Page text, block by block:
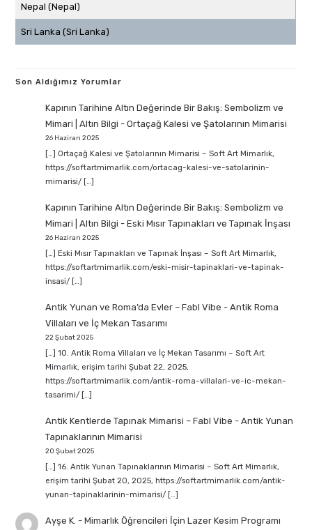
Nepal (Nepal)
Sri Lanka (Sri Lanka)
Son Aldığımız Yorumlar
Kapının Tarihine Altın Değerinde Bir Bakış: Sembolizm ve
Mimari | Altın Bilgi - Ortaçağ Kalesi ve Şatolarının Mimarisi
26 Haziran 2025
[…] Ortaçağ Kalesi ve Şatolarının Mimarisi – Soft Art Mimarlık,
https://softartmimarlik.com/ortacag-kalesi-ve-satolarinin-
mimarisi/ […]
Kapının Tarihine Altın Değerinde Bir Bakış: Sembolizm ve
Mimari | Altın Bilgi - Eski Mısır Tapınakları ve Tapınak İnşası
26 Haziran 2025
[…] Eski Mısır Tapınakları ve Tapınak İnşası – Soft Art Mimarlık,
https://softartmimarlik.com/eski-misir-tapinaklari-ve-tapinak-
insasi/ […]
Antik Yunan ve Roma’da Evler – Fabl Vibe - Antik Roma
Villaları ve İç Mekan Tasarımı
22 Şubat 2025
[…] 10. Antik Roma Villaları ve İç Mekan Tasarımı – Soft Art
Mimarlık, erişim tarihi Şubat 22, 2025,
https://softartmimarlik.com/antik-roma-villalari-ve-ic-mekan-
tasarimi/ […]
Antik Kentlerde Tapınak Mimarisi – Fabl Vibe - Antik Yunan
Tapınaklarının Mimarisi
20 Şubat 2025
[…] 16. Antik Yunan Tapınaklarının Mimarisi – Soft Art Mimarlık,
erişim tarihi Şubat 20, 2025, https://softartmimarlik.com/antik-
yunan-tapinaklarinin-mimarisi/ […]
Ayşe K. - Mimarlık Öğrencileri İçin Lazer Kesim Programı